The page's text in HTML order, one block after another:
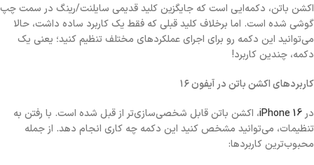
اکشن باتن، دکمه‌ایی است که جایگزین کلید قدیمی سایلنت/رینگ در سمت چپ
گوشی شده است. اما برخلاف کلید قبلی که فقط یک کاربرد ساده داشت، حالا
می‌توانید این دکمه رو برای اجرای عملکردهای مختلف تنظیم کنید؛ یعنی یک
دکمه، چندین کاربرد!
کاربردهای اکشن باتن در آیفون ۱۶
در iPhone 16، اکشن باتن قابل شخصی‌سازی‌تر از قبل شده است. با رفتن به
تنظیمات، می‌توانید مشخص کنید این دکمه چه کاری انجام دهد. از جمله
محبوب‌ترین کاربردها: